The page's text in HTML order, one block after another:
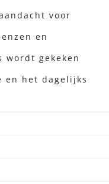
voor
en
gekeken
en het dagelijks